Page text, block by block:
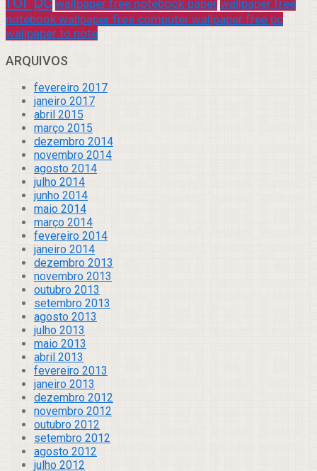
wallpaper free notebook paper wallpaper free
notebook wallpaper free computer wallpaper free pc
wallpaper to note
ARQUIVOS
fevereiro 2017
janeiro 2017
abril 2015
março 2015
dezembro 2014
novembro 2014
agosto 2014
julho 2014
junho 2014
maio 2014
março 2014
fevereiro 2014
janeiro 2014
dezembro 2013
novembro 2013
outubro 2013
setembro 2013
agosto 2013
julho 2013
maio 2013
abril 2013
fevereiro 2013
janeiro 2013
dezembro 2012
novembro 2012
outubro 2012
setembro 2012
agosto 2012
julho 2012